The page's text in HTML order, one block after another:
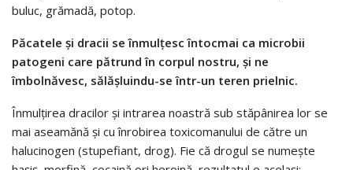
buluc, grămadă, potop.
Păcatele şi dracii se înmulţesc întocmai ca microbii
patogeni care pătrund în corpul nostru, şi ne
îmbolnăvesc, sălăşluindu-se într-un teren prielnic.
Înmulţirea dracilor şi intrarea noastră sub stăpânirea lor se
mai aseamănă şi cu înrobirea toxicomanului de către un
halucinogen (stupefiant, drog). Fie că drogul se numeşte